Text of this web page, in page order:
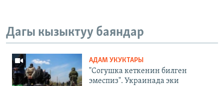
Дагы кызыктуу баяндар
АДАМ УКУКТАРЫ
"Согушка кеткенин билген
эмеспиз". Украинада эки